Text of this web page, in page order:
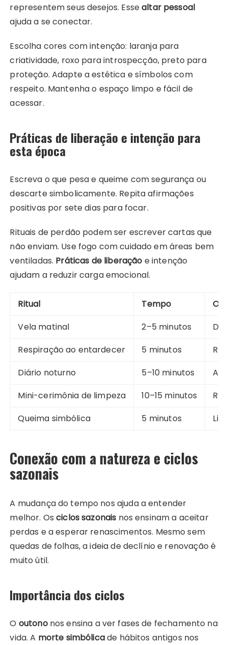
representem seus desejos. Essealtar pessoal
ajuda a se conectar.
Escolha cores com intenção: laranja para
criatividade, roxo para introspecção, preto para
proteção. Adapte a estética e símbolos com
respeito. Mantenha o espaço limpo e fácil de
acessar.
Práticas de liberação e intenção para
esta época
Escreva o que pesa e queime com segurança ou
descarte simbolicamente. Repita afirmações
positivas por sete dias para focar.
Rituais de perdão podem ser escrever cartas que
não enviam. Use fogo com cuidado em áreas bem
ventiladas. Práticas de liberação e intenção
ajudam a reduzir carga emocional.
Ritual Tempo
Vela matinal
2–5 minutos
Respiração ao entardecer
5 minutos
Diário noturno
5–10 minutos
Mini-cerimônia de limpeza
10–15 minutos
Queima simbólica
5 minutos
Conexão com a natureza e ciclos
sazonais
A mudança do tempo nos ajuda a entender
melhor. Osciclos sazonais nos ensinam a aceitar
perdas e a esperar renascimentos. Mesmo sem
quedas de folhas, a ideia de declínio e renovação é
muito útil.
Importância dos ciclos
O outononos ensina a ver fases de fechamento na
vida. A morte simbólicade hábitos antigos nos